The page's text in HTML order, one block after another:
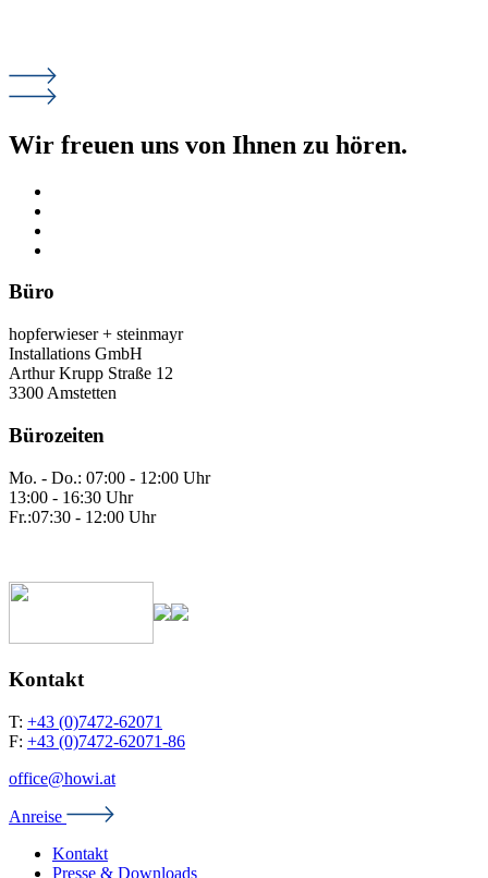
Wir freuen uns von Ihnen zu hören.
Büro
hopferwieser + steinmayr
Installations GmbH
Arthur Krupp Straße 12
3300 Amstetten
Bürozeiten
Mo. - Do.: 07:00 - 12:00 Uhr
13:00 - 16:30 Uhr
Fr.:07:30 - 12:00 Uhr
Kontakt
T: +43 (0)7472-62071
F: +43 (0)7472-62071-86
office@howi.at
Anreise
Kontakt
Presse & Downloads